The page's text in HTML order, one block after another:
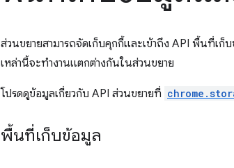
ส่วนขยายสามารถจัดเก็บคุกกี้และเข้าถึง API พื้นที่เก็
เหล่านี้จะทำงานแตกต่างกันในส่วนขยาย
โปรดดูข้อมูลเกี่ยวกับ API ส่วนขยายที่
พื้นที่เก็บข้อมูล